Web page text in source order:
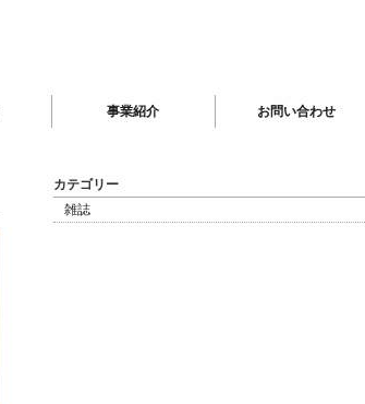
事業紹介 お問い合わせ
カテゴリー
雑誌